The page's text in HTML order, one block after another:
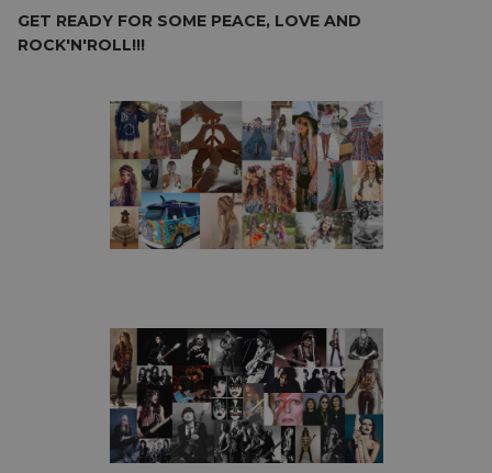
GET READY FOR SOME PEACE, LOVE AND
ROCK'N'ROLL!!!